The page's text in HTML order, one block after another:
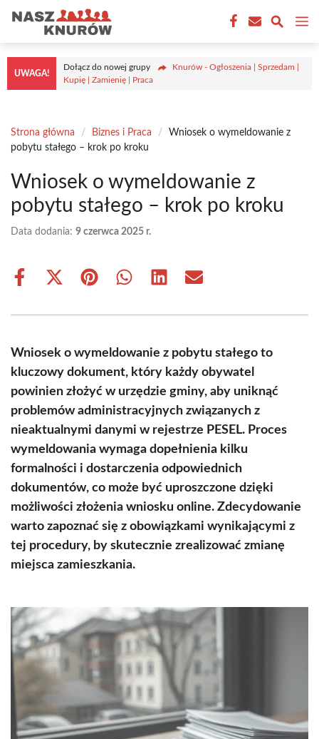
treści
UWAGA!
Dołącz do nowej grupy
Knurów - Ogłoszenia | Sprzedam |
Kupię | Zamienię | Praca
Strona główna / Biznes i Praca /
Wniosek o wymeldowanie z
pobytu stałego – krok po kroku
Wniosek o wymeldowanie z
pobytu stałego – krok po kroku
Data dodania: 9 czerwca 2025 r.
Share
Share
(Twitter)
Share Share Share Share
Wniosek o wymeldowanie z pobytu stałego to
kluczowy dokument, który każdy obywatel
powinien złożyć w urzędzie gminy, aby uniknąć
problemów administracyjnych związanych z
nieaktualnymi danymi w rejestrze PESEL. Proces
wymeldowania wymaga dopełnienia kilku
formalności i dostarczenia odpowiednich
dokumentów, co może być uproszczone dzięki
możliwości złożenia wniosku online. Zdecydowanie
warto zapoznać się z obowiązkami wynikającymi z
tej procedury, by skutecznie zrealizować zmianę
miejsca zamieszkania.